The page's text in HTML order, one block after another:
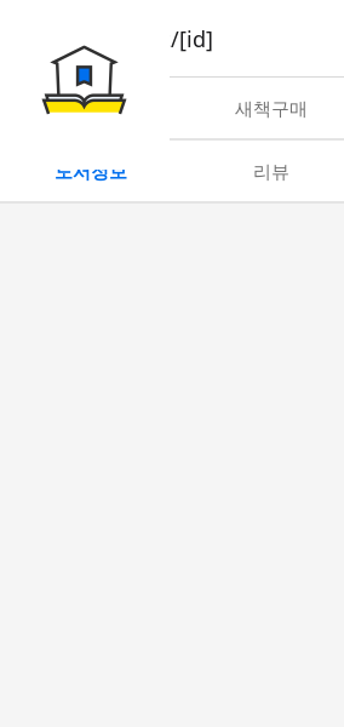
book/rent/[id]
대여 새책구매
도서정보 리뷰